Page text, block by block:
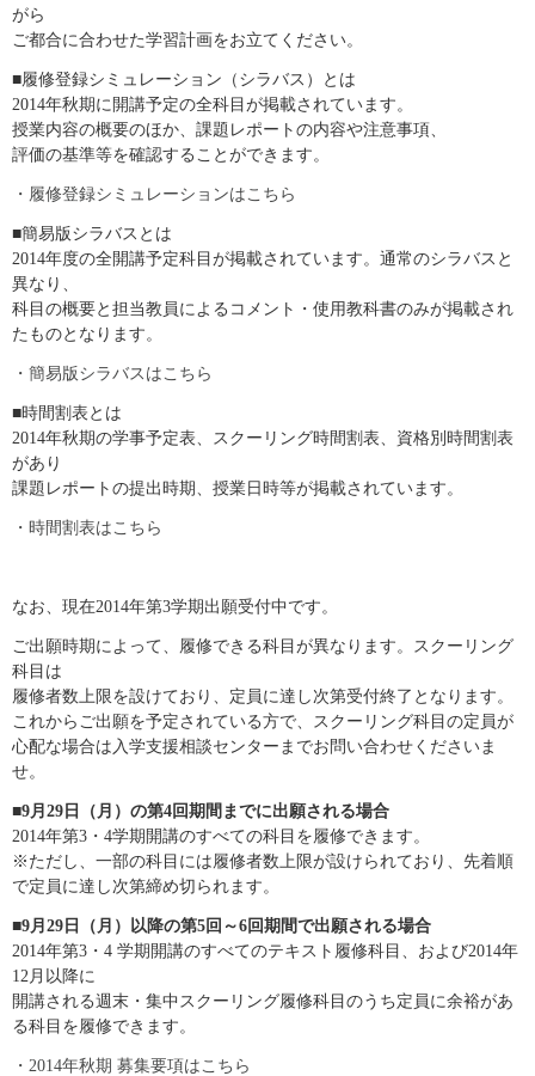
がら
ご都合に合わせた学習計画をお立てください。
■履修登録シミュレーション（シラバス）とは
2014年秋期に開講予定の全科目が掲載されています。
授業内容の概要のほか、課題レポートの内容や注意事項、
評価の基準等を確認することができます。
・履修登録シミュレーションはこちら
■簡易版シラバスとは
2014年度の全開講予定科目が掲載されています。通常のシラバスと
異なり、
科目の概要と担当教員によるコメント・使用教科書のみが掲載され
たものとなります。
・簡易版シラバスはこちら
■時間割表とは
2014年秋期の学事予定表、スクーリング時間割表、資格別時間割表
があり
課題レポートの提出時期、授業日時等が掲載されています。
・時間割表はこちら
なお、現在2014年第3学期出願受付中です。
ご出願時期によって、履修できる科目が異なります。スクーリング
科目は
履修者数上限を設けており、定員に達し次第受付終了となります。
これからご出願を予定されている方で、スクーリング科目の定員が
心配な場合は入学支援相談センターまでお問い合わせくださいま
せ。
■9月29日（月）の第4回期間までに出願される場合
2014年第3・4学期開講のすべての科目を履修できます。
※ただし、一部の科目には履修者数上限が設けられており、先着順
で定員に達し次第締め切られます。
■9月29日（月）以降の第5回～6回期間で出願される場合
2014年第3・4 学期開講のすべてのテキスト履修科目、および2014年
12月以降に
開講される週末・集中スクーリング履修科目のうち定員に余裕があ
る科目を履修できます。
・2014年秋期 募集要項はこちら